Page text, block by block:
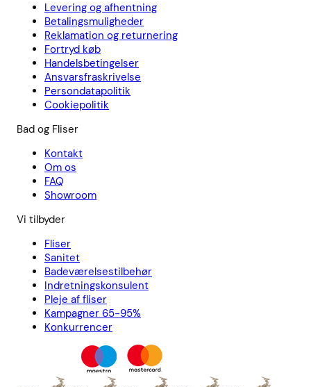
Levering og afhentning
Betalingsmuligheder
Reklamation og returnering
Fortryd køb
Handelsbetingelser
Ansvarsfraskrivelse
Persondatapolitik
Cookiepolitik
Bad og Fliser
Kontakt
Om os
FAQ
Showroom
Vi tilbyder
Fliser
Sanitet
Badeværelsestilbehør
Indretningskonsulent
Pleje af fliser
Kampagner 65-95%
Konkurrencer